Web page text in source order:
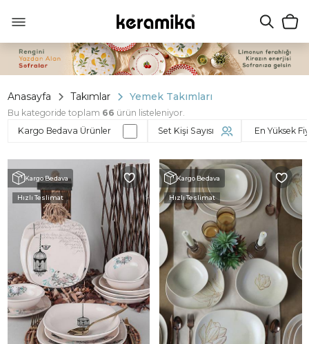
Anasayfa Takımlar Yemek Takımları
Bu kategoride toplam 66 ürün listeleniyor.
Kargo Bedava Ürünler
Set Kişi Sayısı
Kargo Bedava
Hızlı Teslimat
Kargo Bedava
Hızlı Teslimat